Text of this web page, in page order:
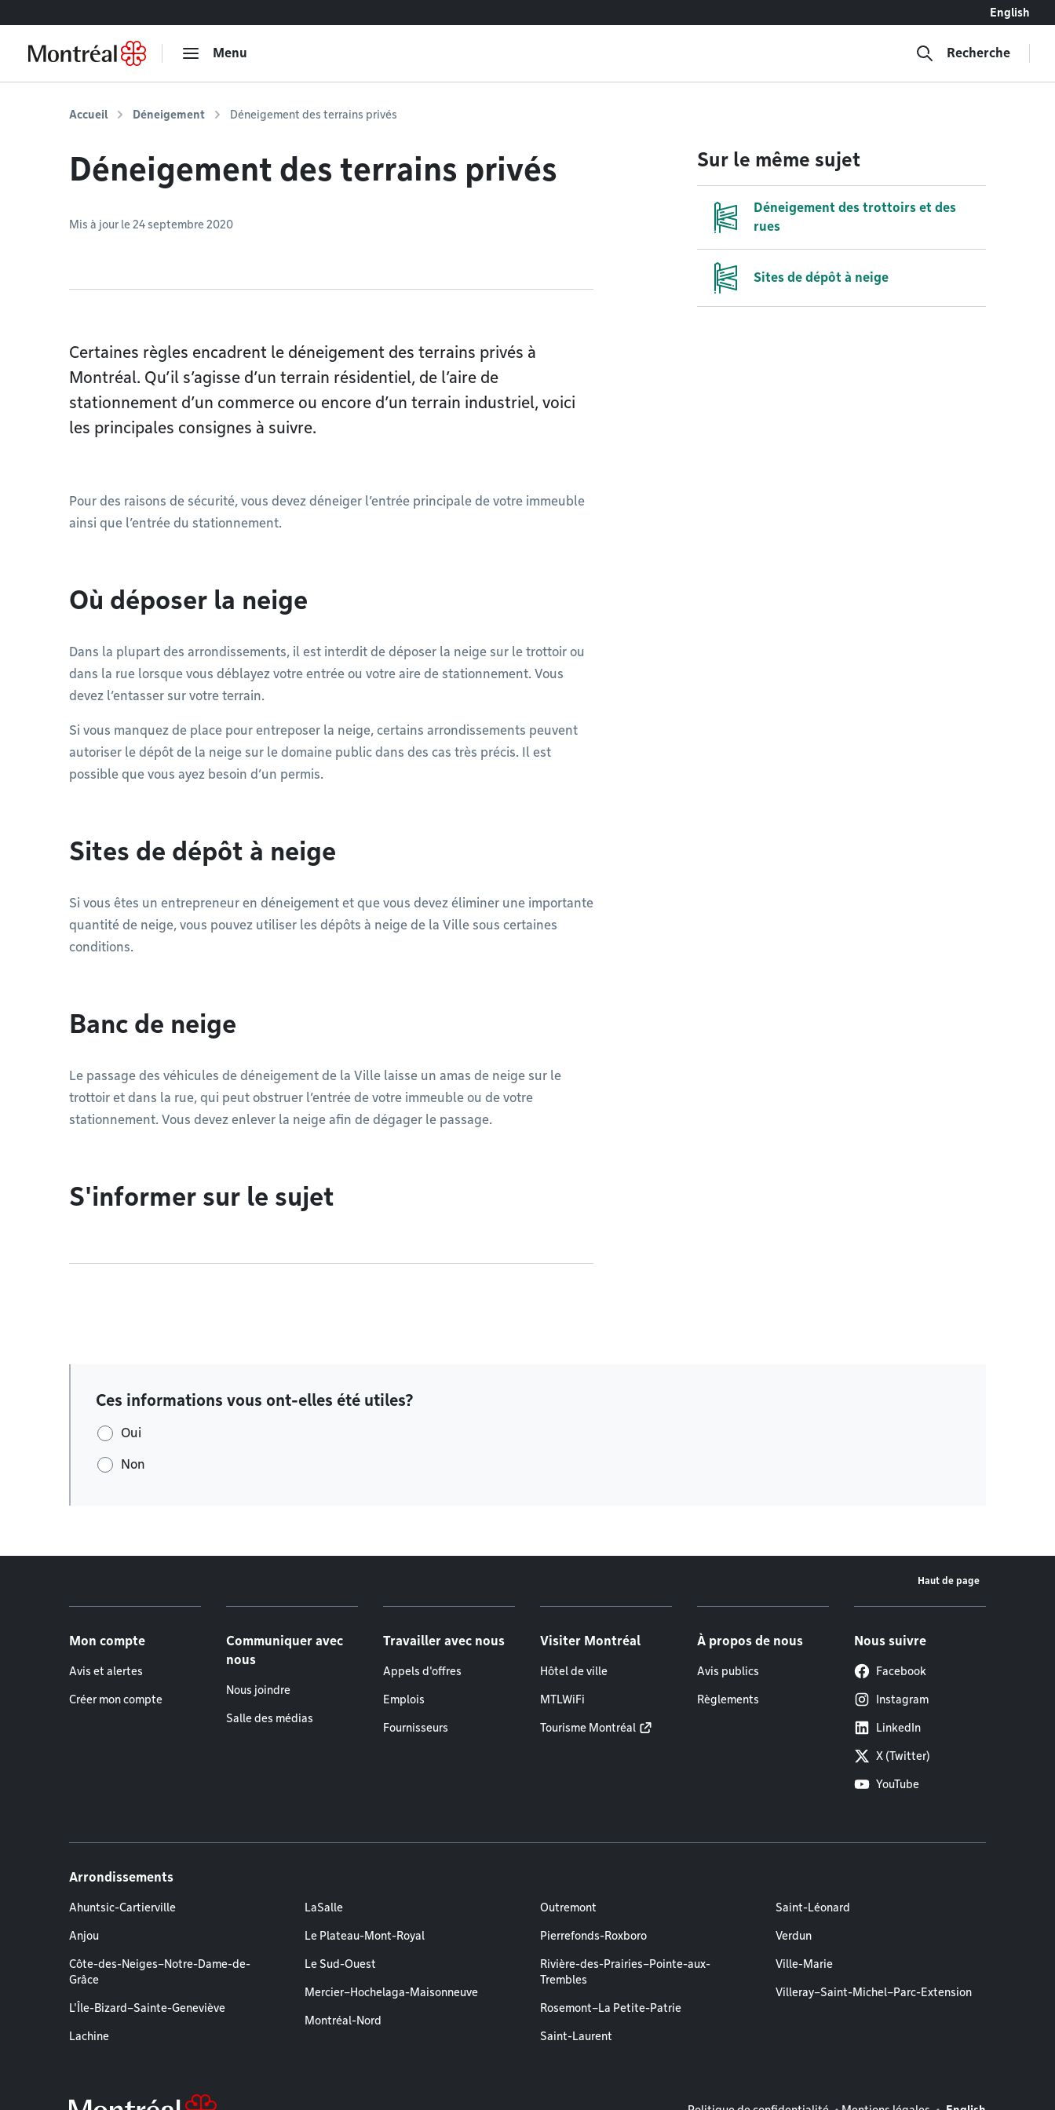
English
Menu Recherche
Accueil Déneigement Déneigement des terrains privés
Déneigement des terrains privés
Mis à jour le 24 septembre 2020
Certaines règles encadrent le déneigement des terrains privés à
Montréal. Qu’il s’agisse d’un terrain résidentiel, de l’aire de
stationnement d’un commerce ou encore d’un terrain industriel, voici
les principales consignes à suivre.
Pour des raisons de sécurité, vous devez déneiger l’entrée principale de votre immeuble
ainsi que l’entrée du stationnement.
Où déposer la neige
Dans la plupart des arrondissements, il est interdit de déposer la neige sur le trottoir ou
dans la rue lorsque vous déblayez votre entrée ou votre aire de stationnement. Vous
devez l’entasser sur votre terrain.
Si vous manquez de place pour entreposer la neige, certains arrondissements peuvent
autoriser le dépôt de la neige sur le domaine public dans des cas très précis. Il est
possible que vous ayez besoin d’un permis.
Sites de dépôt à neige
Si vous êtes un entrepreneur en déneigement et que vous devez éliminer une importante
quantité de neige, vous pouvez utiliser les dépôts à neige de la Ville sous certaines
conditions.
Banc de neige
Le passage des véhicules de déneigement de la Ville laisse un amas de neige sur le
trottoir et dans la rue, qui peut obstruer l’entrée de votre immeuble ou de votre
stationnement. Vous devez enlever la neige afin de dégager le passage.
S'informer sur le sujet
Sur le même sujet
Déneigement des trottoirs et des
rues
Sites de dépôt à neige
Ces informations vous ont-elles été utiles?
Oui
Non
Haut de page
Mon compte
Avis et alertes
Créer mon compte
Communiquer avec
nous
Nous joindre
Salle des médias
Travailler avec nous
Appels d'offres
Emplois
Fournisseurs
Visiter Montréal
Hôtel de ville
MTLWiFi
Tourisme Montréal
À propos de nous
Avis publics
Règlements
Nous suivre
Facebook
Instagram
LinkedIn
X (Twitter)
YouTube
Arrondissements
Ahuntsic-Cartierville
Anjou
Côte-des-Neiges–Notre-Dame-de-
Grâce
L'Île-Bizard–Sainte-Geneviève
Lachine
LaSalle
Le Plateau-Mont-Royal
Le Sud-Ouest
Mercier–Hochelaga-Maisonneuve
Montréal-Nord
Outremont
Pierrefonds-Roxboro
Rivière-des-Prairies–Pointe-aux-
Trembles
Rosemont–La Petite-Patrie
Saint-Laurent
Saint-Léonard
Verdun
Ville-Marie
Villeray–Saint-Michel–Parc-Extension